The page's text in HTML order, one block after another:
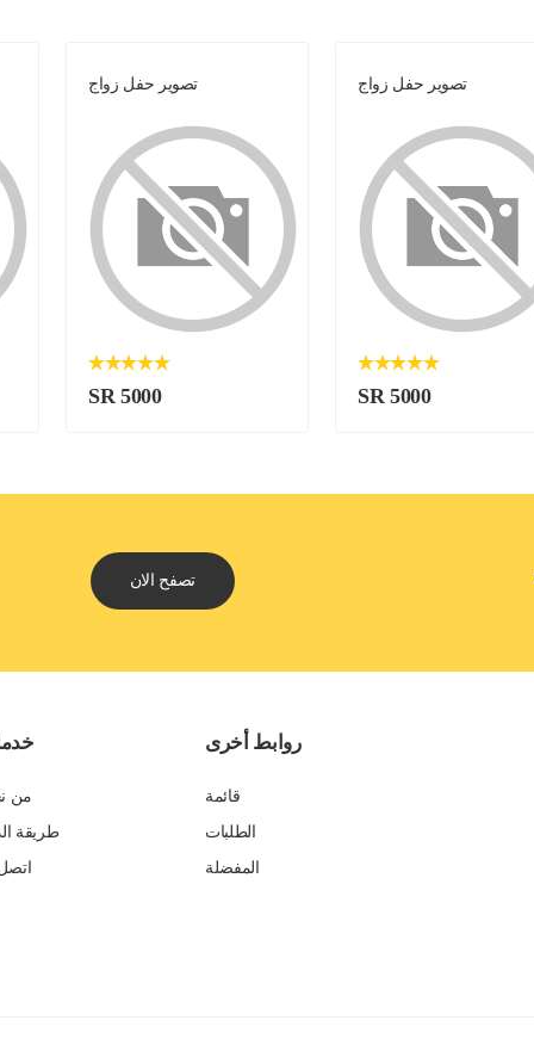
تصوير حفل زواج
SR 5000
تصوير حفل زواج
SR 5000
تصفح الان
من
طريقة
روابط أخرى
قائمة
الطلبات
المفضلة